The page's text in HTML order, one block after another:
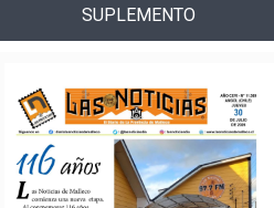
SUPLEMENTO